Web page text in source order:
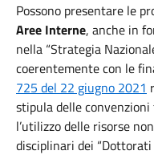
Possono presentare le
Aree Interne, anche in
nella “Strategia
coerentemente con le
725 del 22 giugno 2021
stipula delle
l’utilizzo delle risorse
disciplinari dei “Dottorati